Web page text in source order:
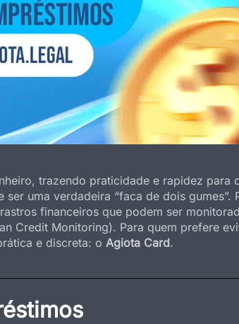
trazendo praticidade e rapidez para
uma verdadeira “faca de dois gumes”.
financeiros que podem ser
Credit Monitoring). Para quem prefere
e discreta: o Agiota Card.